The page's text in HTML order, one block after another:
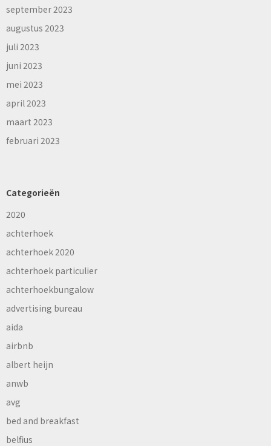
september 2023
augustus 2023
juli 2023
juni 2023
mei 2023
april 2023
maart 2023
februari 2023
Categorieën
2020
achterhoek
achterhoek 2020
achterhoek particulier
achterhoekbungalow
advertising bureau
aida
airbnb
albert heijn
anwb
avg
bed and breakfast
belfius